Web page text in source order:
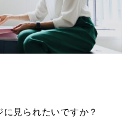
見られたいですか？